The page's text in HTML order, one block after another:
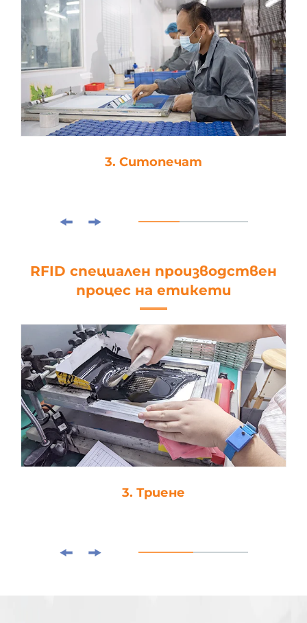
3. Ситопечат
RFID специален производствен
процес на етикети
3. Триене